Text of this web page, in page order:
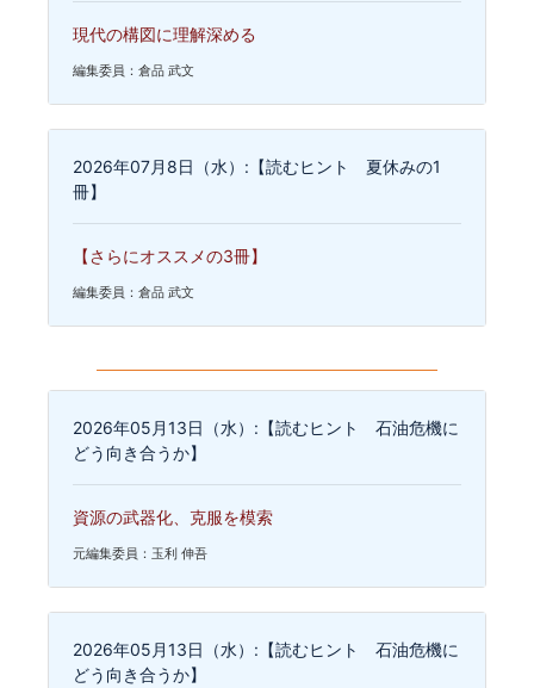
現代の構図に理解深める
編集委員：倉品 武文
2026年07月8日（水）:【読むヒント 夏休みの1
冊】
【さらにオススメの3冊】
編集委員：倉品 武文
2026年05月13日（水）:【読むヒント 石油危機に
どう向き合うか】
資源の武器化、克服を模索
元編集委員：玉利 伸吾
2026年05月13日（水）:【読むヒント 石油危機に
どう向き合うか】